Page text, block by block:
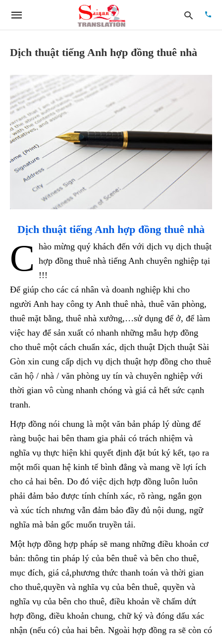
Type
Dịch thuật tiếng Anh hợp đồng thuê nhà
Dịch thuật tiếng Anh hợp đồng thuê nhà
C hào mừng quý khách đến với dịch vụ dịch thuật
hợp đồng thuê nhà tiếng Anh chuyên nghiệp tại
!!!
Để giúp cho các cá nhân và doanh nghiệp khi cho
người Anh hay công ty Anh thuê nhà, thuê văn phòng,
thuê mặt bằng, thuê nhà xưởng,…sử dụng để ở, để làm
việc hay để sản xuất có nhanh những mẫu hợp đồng
cho thuê một cách chuẩn xác, dịch thuật Dịch thuật Sài
Gòn xin cung cấp dịch vụ dịch thuật hợp đồng cho thuê
căn hộ / nhà / văn phòng uy tín và chuyên nghiệp với
thời gian vô cùng nhanh chóng và giá cả hết sức cạnh
tranh.
Hợp đồng nói chung là một văn bản pháp lý dùng để
ràng buộc hai bên tham gia phải có trách nhiệm và
nghĩa vụ thực hiện khi quyết định đặt bút ký kết, tạo ra
một mối quan hệ kinh tế bình đẳng và mang về lợi ích
cho cả hai bên. Do đó việc dịch hợp đồng luôn luôn
phải đảm bảo được tính chính xác, rõ ràng, ngắn gọn
và xúc tích nhưng vẫn đảm bảo đầy đủ nội dung, ngữ
nghĩa mà bản gốc muốn truyền tải.
Một hợp đồng hợp pháp sẽ mang những điều khoản cơ
bản: thông tin pháp lý của bên thuê và bên cho thuê,
mục đích, giá cả,phương thức thanh toán và thời gian
cho thuê,quyền và nghĩa vụ của bên thuê, quyền và
nghĩa vụ của bên cho thuê, điều khoản về chấm dứt
hợp đồng, điều khoản chung, chữ ký và đóng dấu xác
nhận (nếu có) của hai bên. Ngoài hợp đồng ra sẽ còn có